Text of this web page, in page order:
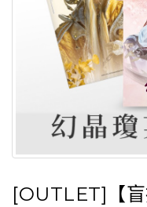
[OUTLET]【